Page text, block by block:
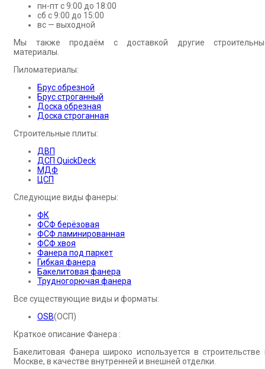
пн-пт с 9:00 до 18:00
сб с 9:00 до 15:00
вс — выходной
Мы также продаём с доставкой другие
материалы.
Пиломатериалы:
Брус обрезной
Брус строганный
Доска обрезная
Доска строганная
Строительные плиты:
ДВП
ДСП QuickDeck
МДФ
ЦСП
Следующие виды фанеры:
ФК
ФСФ берёзовая
ФСФ ламинированная
ФСФ хвоя
Фанера под паркет
Гибкая фанера
Бакелитовая фанера
Трудногорючая фанера
Все существующие виды и форматы:
OSB(ОСП)
Краткое описание Фанера :
Бакелитовая Фанера широко используется в строительстве
Москве, в качестве внутренней и внешней отделки.